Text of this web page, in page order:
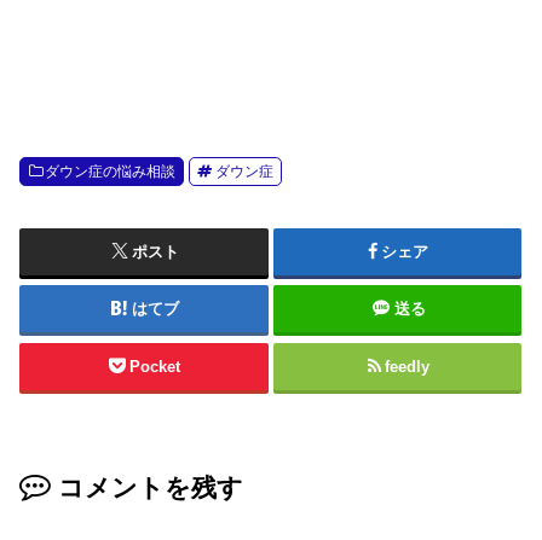
ダウン症の悩み相談 ダウン症
ポスト シェア
はてブ 送る
Pocket feedly
コメントを残す